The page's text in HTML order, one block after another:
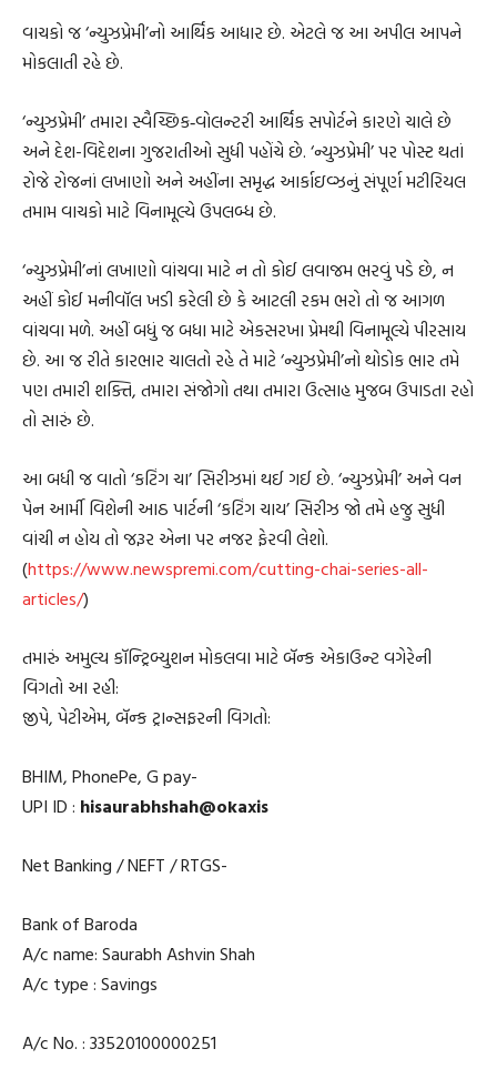
વાચકો જ ‘ન્યુઝપ્રેમી’નો આર્થિક આધાર છે. એટલે જ આ અપીલ આપને
મોકલાતી રહે છે.
‘ન્યુઝપ્રેમી’ તમારા સ્વૈચ્છિક‐વોલન્ટરી આર્થિક સપોર્ટને કારણે ચાલે છે
અને દેશ-વિદેશના ગુજરાતીઓ સુધી પહોંચે છે. ‘ન્યુઝપ્રેમી’ પર પોસ્ટ થતાં
રોજે રોજનાં લખાણો અને અહીંના સમૃદ્ધ આર્કાઇવ્ઝનું સંપૂર્ણ મટીરિયલ
તમામ વાચકો માટે વિનામૂલ્યે ઉપલબ્ધ છે.
‘ન્યુઝપ્રેમી’નાં લખાણો વાંચવા માટે ન તો કોઈ લવાજમ ભરવું પડે છે, ન
અહીં કોઈ મનીવૉલ ખડી કરેલી છે કે આટલી રકમ ભરો તો જ આગળ
વાંચવા મળે. અહીં બધું જ બધા માટે એકસરખા પ્રેમથી વિનામૂલ્યે પીરસાય
છે. આ જ રીતે કારભાર ચાલતો રહે તે માટે ‘ન્યુઝપ્રેમી’નો થોડોક ભાર તમે
પણ તમારી શક્તિ, તમારા સંજોગો તથા તમારા ઉત્સાહ મુજબ ઉપાડતા રહો
તો સારું છે.
આ બધી જ વાતો ‘કટિંગ ચા’ સિરીઝમાં થઈ ગઈ છે. ‘ન્યુઝપ્રેમી’ અને વન
પેન આર્મી વિશેની આઠ પાર્ટની ‘કટિંગ ચાય’ સિરીઝ જો તમે હજુ સુધી
વાંચી ન હોય તો જરૂર એના પર નજર ફેરવી લેશો.
(https://www.newspremi.com/cutting-chai-series-all-
articles/)
તમારું અમુલ્ય કૉન્ટ્રિબ્યુશન મોકલવા માટે બૅન્ક એકાઉન્ટ વગેરેની
વિગતો આ રહી:
જીપે, પેટીએમ, બૅન્ક ટ્રાન્સફરની વિગતો:
BHIM, PhonePe, G pay-
UPI ID : hisaurabhshah@okaxis
Net Banking / NEFT / RTGS-
Bank of Baroda
A/c name: Saurabh Ashvin Shah
A/c type : Savings
A/c No. : 33520100000251